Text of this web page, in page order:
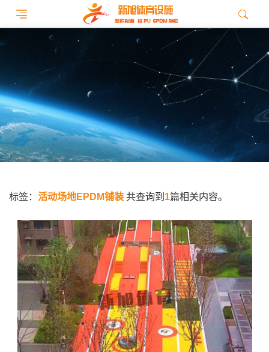
标签： 活动场地EPDM铺装 共查询到 1篇相关内容。